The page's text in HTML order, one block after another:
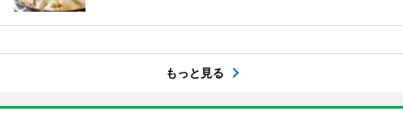
もっと見る